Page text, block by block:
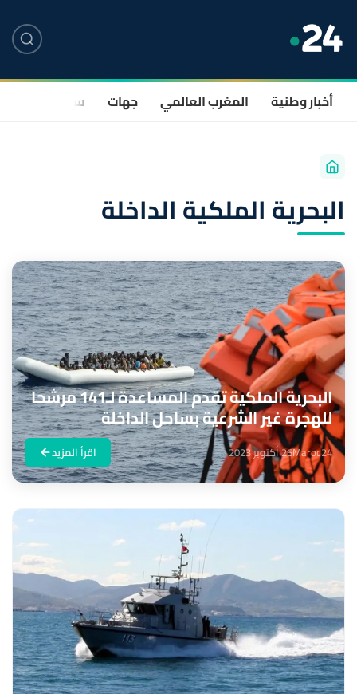
أخبار وطنية المغرب العالمي جهات سياسة
البحرية الملكية الداخلة
البحرية الملكية تقدم المساعدة لـ141 مرشحا
للهجرة غير الشرعية بساحل الداخلة
Maroc2426 أكتوبر 2023 اقرأ المزيد